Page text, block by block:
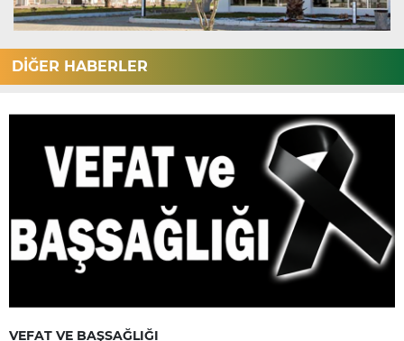
DİĞER HABERLER
VEFAT VE BAŞSAĞLIĞI